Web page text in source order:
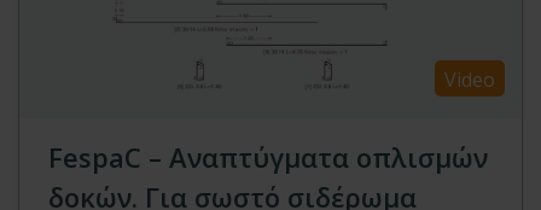
Video
FespaC – Αναπτύγματα οπλισμών
δοκών. Για σωστό σιδέρωμα